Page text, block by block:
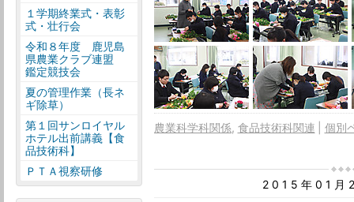
農業科学科関係 食品技術科関連 個別
2015年01月
１学期終業式・表彰
式・壮行会
令和８年度 鹿児島
県農業クラブ連盟
鑑定競技会
夏の管理作業（長ネ
ギ除草）
第１回サンロイヤル
ホテル出前講義【食
品技術科】
ＰＴＡ視察研修